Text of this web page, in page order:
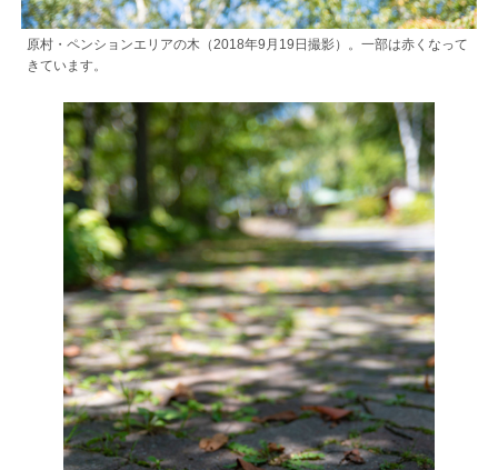
原村・ペンションエリアの木（2018年9月19日撮影）。一部は赤くなって
きています。